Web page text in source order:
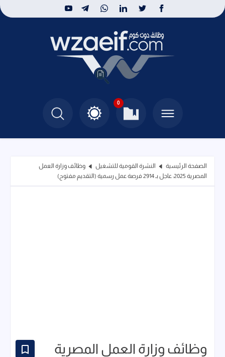
0
الصفحة الرئيسية النشرة القومية للتشغيل
وظائف وزارة العمل
المصرية 2025: عاجل بـ 2914 فرصة عمل رسمية (التقديم مفتوح)
وظائف وزارة العمل المصرية